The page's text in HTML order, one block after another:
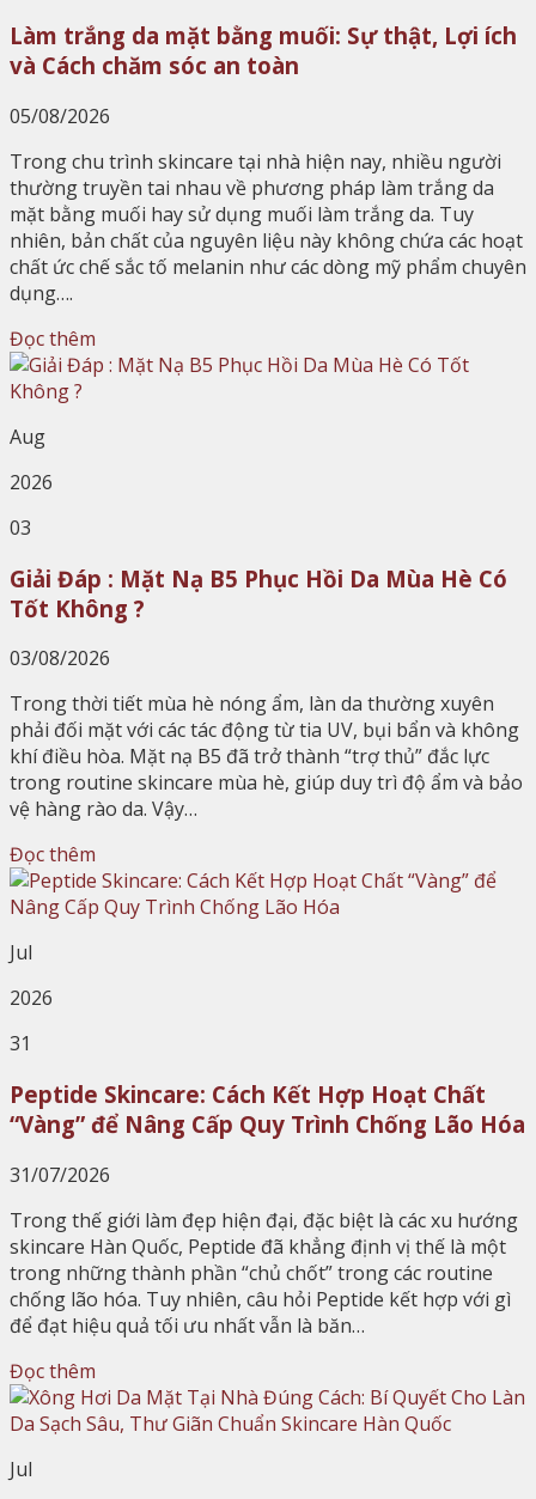
Làm trắng da mặt bằng muối: Sự thật, Lợi ích
và Cách chăm sóc an toàn
05/08/2026
Trong chu trình skincare tại nhà hiện nay, nhiều người
thường truyền tai nhau về phương pháp làm trắng da
mặt bằng muối hay sử dụng muối làm trắng da. Tuy
nhiên, bản chất của nguyên liệu này không chứa các hoạt
chất ức chế sắc tố melanin như các dòng mỹ phẩm chuyên
dụng….
Đọc thêm
Aug
2026
03
Giải Đáp : Mặt Nạ B5 Phục Hồi Da Mùa Hè Có
Tốt Không ?
03/08/2026
Trong thời tiết mùa hè nóng ẩm, làn da thường xuyên
phải đối mặt với các tác động từ tia UV, bụi bẩn và không
khí điều hòa. Mặt nạ B5 đã trở thành “trợ thủ” đắc lực
trong routine skincare mùa hè, giúp duy trì độ ẩm và bảo
vệ hàng rào da. Vậy…
Đọc thêm
Jul
2026
31
Peptide Skincare: Cách Kết Hợp Hoạt Chất
“Vàng” để Nâng Cấp Quy Trình Chống Lão Hóa
31/07/2026
Trong thế giới làm đẹp hiện đại, đặc biệt là các xu hướng
skincare Hàn Quốc, Peptide đã khẳng định vị thế là một
trong những thành phần “chủ chốt” trong các routine
chống lão hóa. Tuy nhiên, câu hỏi Peptide kết hợp với gì
để đạt hiệu quả tối ưu nhất vẫn là băn…
Đọc thêm
Jul